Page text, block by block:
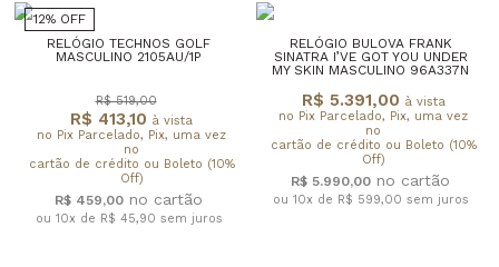
12% OFF
RELÓGIO TECHNOS GOLF
MASCULINO 2105AU/1P
R$ 413,10 à vista
no Pix Parcelado, Pix, uma vez
no
cartão de crédito ou Boleto (10%
Off)
R$ 519,00
R$ 459,00
ou 10x de R$ 45,90 sem juros
RELÓGIO BULOVA FRANK
SINATRA I’VE GOT YOU UNDER
MY SKIN MASCULINO 96A337N
R$ 5.391,00 à vista
no Pix Parcelado, Pix, uma vez
no
cartão de crédito ou Boleto (10%
Off)
R$ 5.990,00
ou 10x de R$ 599,00 sem juros